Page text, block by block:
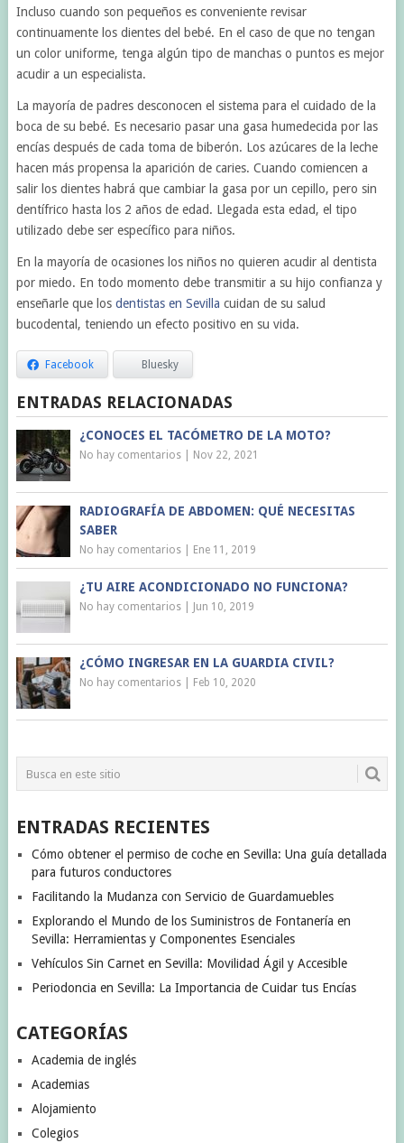
Incluso cuando son pequeños es conveniente revisar
continuamente los dientes del bebé. En el caso de que no tengan
un color uniforme, tenga algún tipo de manchas o puntos es mejor
acudir a un especialista.
La mayoría de padres desconocen el sistema para el cuidado de la
boca de su bebé. Es necesario pasar una gasa humedecida por las
encías después de cada toma de biberón. Los azúcares de la leche
hacen más propensa la aparición de caries. Cuando comiencen a
salir los dientes habrá que cambiar la gasa por un cepillo, pero sin
dentífrico hasta los 2 años de edad. Llegada esta edad, el tipo
utilizado debe ser específico para niños.
En la mayoría de ocasiones los niños no quieren acudir al dentista
por miedo. En todo momento debe transmitir a su hijo confianza y
enseñarle que los dentistas en Sevilla cuidan de su salud
bucodental, teniendo un efecto positivo en su vida.
Facebook Bluesky
ENTRADAS RELACIONADAS
¿CONOCES EL TACÓMETRO DE LA MOTO?
No hay comentarios| Nov 22, 2021
RADIOGRAFÍA DE ABDOMEN: QUÉ NECESITAS
SABER
No hay comentarios| Ene 11, 2019
¿TU AIRE ACONDICIONADO NO FUNCIONA?
No hay comentarios| Jun 10, 2019
¿CÓMO INGRESAR EN LA GUARDIA CIVIL?
No hay comentarios| Feb 10, 2020
ENTRADAS RECIENTES
Cómo obtener el permiso de coche en Sevilla: Una guía detallada
para futuros conductores
Facilitando la Mudanza con Servicio de Guardamuebles
Explorando el Mundo de los Suministros de Fontanería en
Sevilla: Herramientas y Componentes Esenciales
Vehículos Sin Carnet en Sevilla: Movilidad Ágil y Accesible
Periodoncia en Sevilla: La Importancia de Cuidar tus Encías
CATEGORÍAS
Academia de inglés
Academias
Alojamiento
Colegios